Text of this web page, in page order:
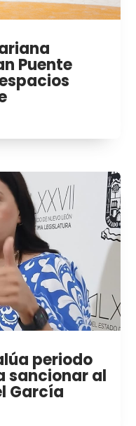
Puente
periodo
sancionar al
García